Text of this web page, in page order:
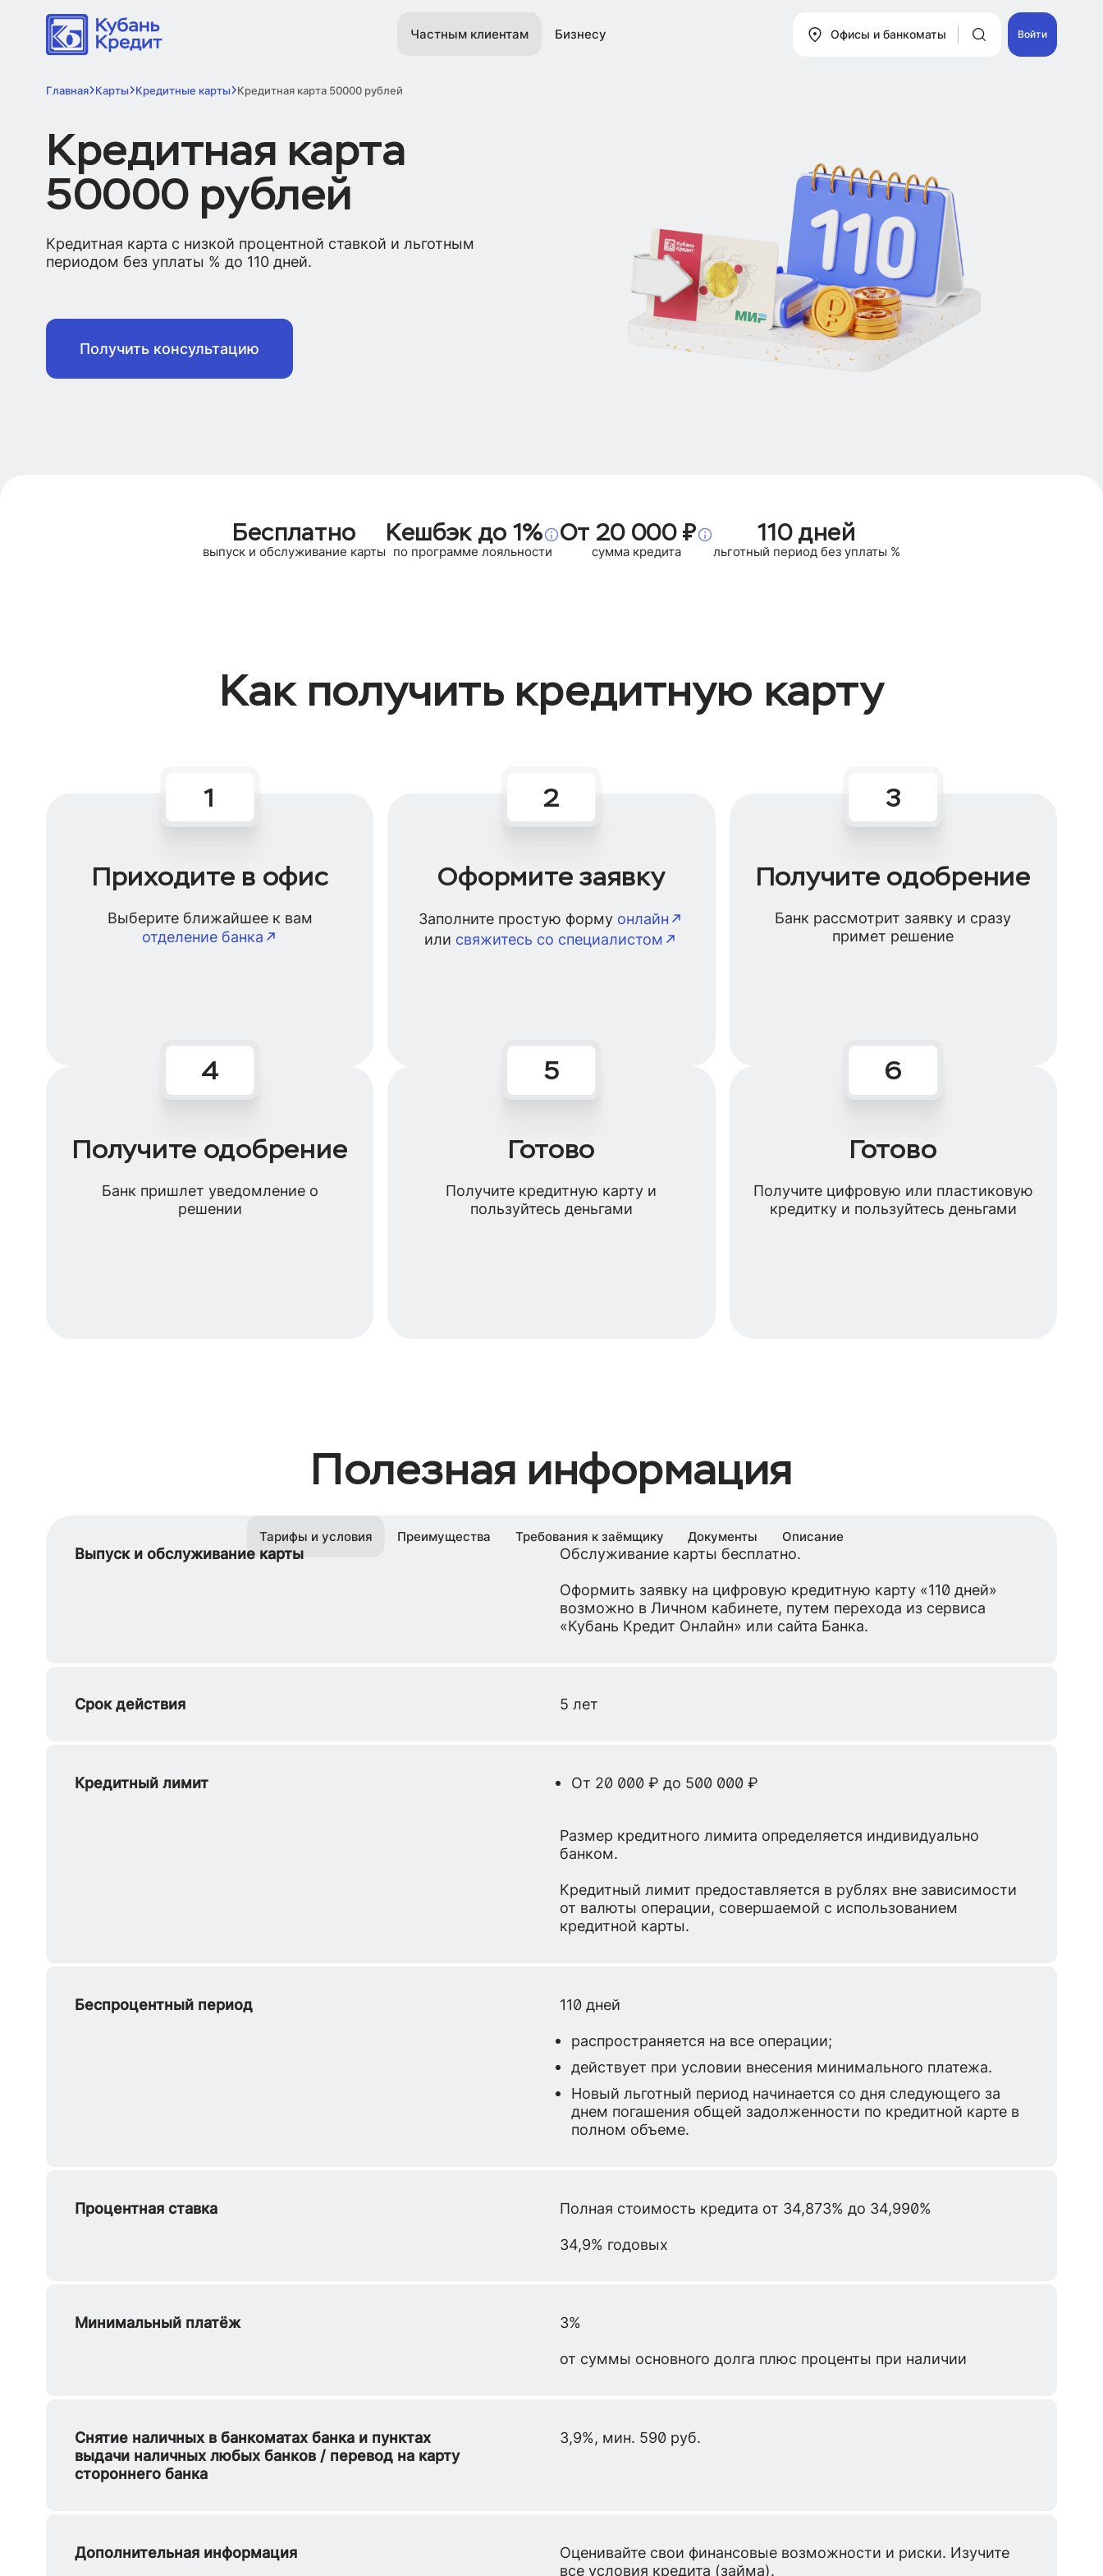
Частным клиентам Бизнесу Офисы и банкоматы Войти
Получить консультацию
Кредитная карта
50000 рублей
Кредитная карта с низкой процентной ставкой и льготным
периодом без уплаты % до 110 дней.
Бесплатно
выпуск и обслуживание карты
Кешбэк до 1%
по программе лояльности
От 20 000 ₽
сумма кредита
110 дней
льготный период без уплаты %
Как получить кредитную карту
Приходите в офис
Выберите ближайшее к вам
отделение банка
Оформите заявку
Заполните простую форму онлайн
или свяжитесь со специалистом
Получите одобрение
Банк рассмотрит заявку и сразу
примет решение
Получите одобрение
Банк пришлет уведомление о
решении
Готово
Получите кредитную карту и
пользуйтесь деньгами
Готово
Получите цифровую или пластиковую
кредитку и пользуйтесь деньгами
Полезная информация
Тарифы и условия Преимущества Требования к заёмщику Документы Описание
Выпуск и обслуживание карты
Обслуживание карты бесплатно.
Оформить заявку на цифровую кредитную карту «110 дней»
возможно в Личном кабинете, путем перехода из сервиса
«Кубань Кредит Онлайн» или сайта Банка.
Срок действия 5 лет
Кредитный лимит От 20 000 ₽ до 500 000 ₽
Размер кредитного лимита определяется индивидуально
банком.
Кредитный лимит предоставляется в рублях вне зависимости
от валюты операции, совершаемой с использованием
кредитной карты.
Беспроцентный период
110 дней
распространяется на все операции;
действует при условии внесения минимального платежа.
Новый льготный период начинается со дня следующего за
днем погашения общей задолженности по кредитной карте в
полном объеме.
Процентная ставка
Полная стоимость кредита от 34,873% до 34,990%
34,9% годовых
Минимальный платёж
3%
от суммы основного долга плюс проценты при наличии
Снятие наличных в банкоматах банка и пунктах
выдачи наличных любых банков / перевод на карту
стороннего банка
3,9%, мин. 590 руб.
Дополнительная информация
Оценивайте свои финансовые возможности и риски. Изучите
все условия кредита (займа).
Главная Карты Кредитные карты Кредитная карта 50000 рублей